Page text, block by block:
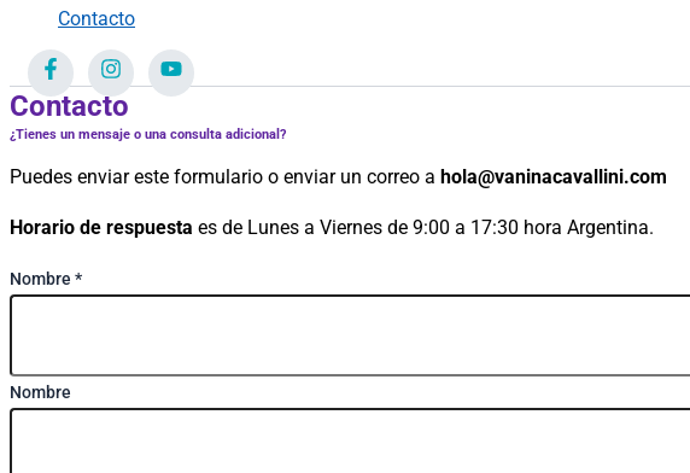
Contacto
Contacto
¿Tienes un mensaje o una consulta adicional?
Puedes enviar este formulario o enviar un correo a hola@vaninacavallini.com
Horario de respuesta es de Lunes a Viernes de 9:00 a 17:30 hora Argentina.
Nombre *
Nombre